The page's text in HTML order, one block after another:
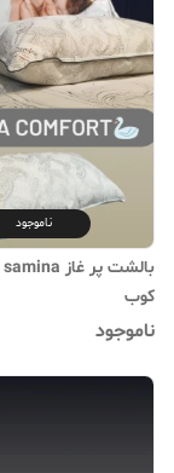
ناموجود
کوب
ناموجود